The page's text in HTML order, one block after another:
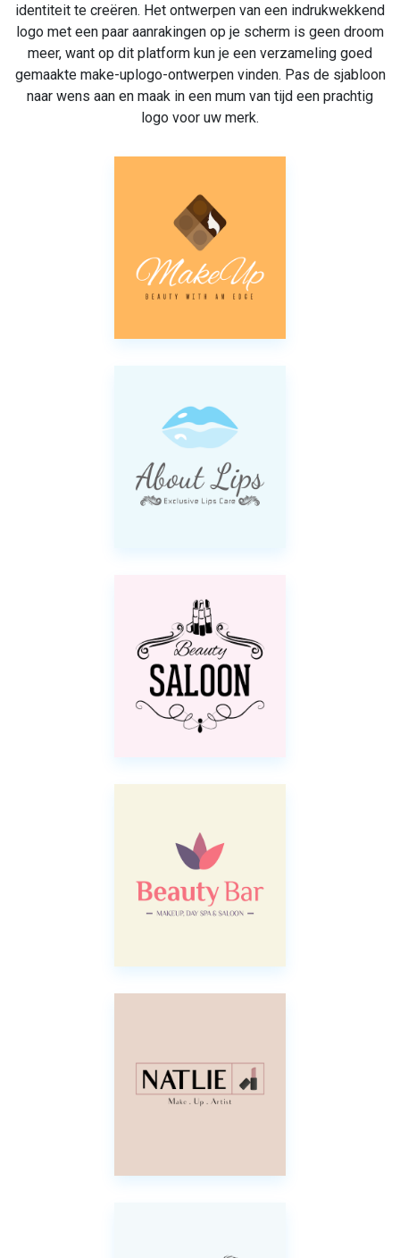
identiteit te creëren. Het ontwerpen van een indrukwekkend
logo met een paar aanrakingen op je scherm is geen droom
meer, want op dit platform kun je een verzameling goed
gemaakte make-uplogo-ontwerpen vinden. Pas de sjabloon
naar wens aan en maak in een mum van tijd een prachtig
logo voor uw merk.